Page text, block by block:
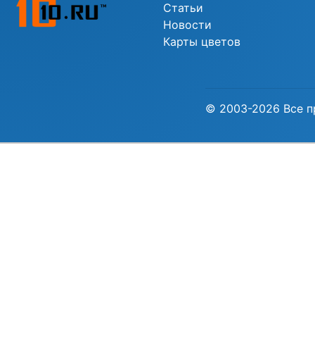
Статьи
Новости
Карты цветов
© 2003-2026 Все